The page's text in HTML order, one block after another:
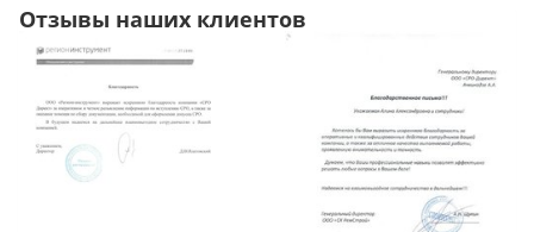
Отзывы наших клиентов